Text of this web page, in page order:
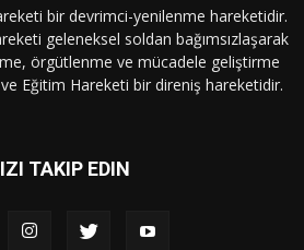
bir devrimci-yenilenme hareketidir.
geleneksel soldan bağımsızlaşarak
örgütlenme ve mücadele geliştirme
Eğitim Hareketi bir direniş hareketidir.
TAKIP EDIN